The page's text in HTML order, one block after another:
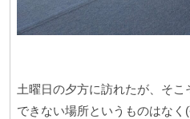
土曜日の夕方に訪れたが、そ
できない場所というものはな